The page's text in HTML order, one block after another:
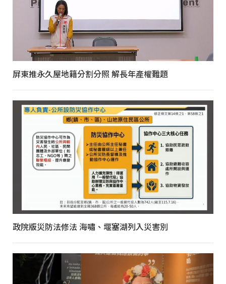
屏東推永久屋地籍分割分照 解長年產權難題
政院版災防法修法 海嘯、堰塞湖列入災害別